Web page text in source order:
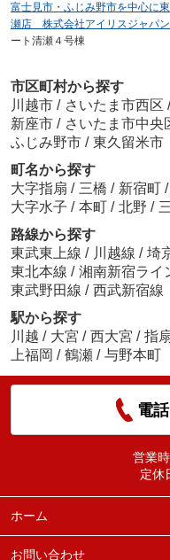
富士見市・ふじみ野市を中心に
瀬店 株式会社アイリスジャパン
ート清瀬４号棟
市区町村から探す
川越市 / さいたま市西区 /
新座市 / さいたま市中央
ふじみ野市 / 東久留米市
町名から探す
大字指扇 / 三橋 / 新宿町 /
大字水子 / 本町 / 北野 /
路線から探す
東武東上線 / 川越線 / 埼
東北本線 / 湘南新宿ライ
東武野田線 / 西武新宿線
駅から探す
川越 / 大宮 / 西大宮 / 指
上福岡 / 鶴瀬 / 与野本町
電
営業時
定休
ホーム
お問い合わせ